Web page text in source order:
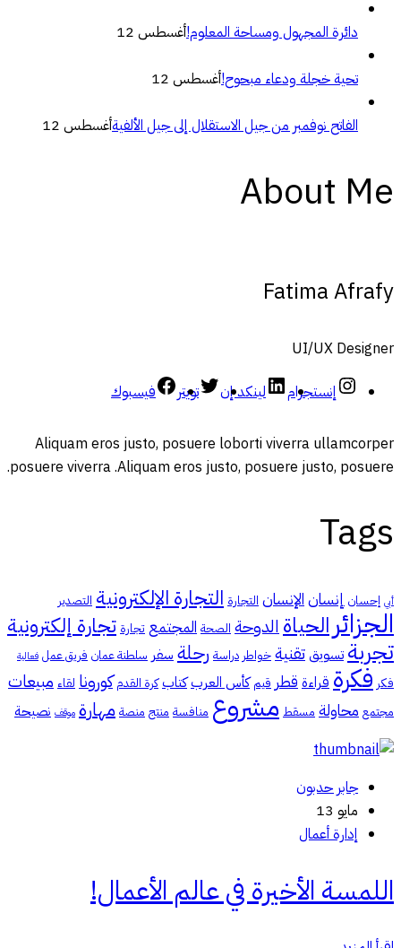
دائرة المجهول ومساحة المعلوم!أغسطس 12
تحية خجلة ودعاء مبحوح!أغسطس 12
الفاتح نوفمبر من جيل الاستقلال إلى جيل الألفيةأغسطس 12
About Me
Fatima Afrafy
UI/UX Designer
إنستجرام
لينكد إن تويتر فيسبوك
Aliquam eros justo, posuere loborti viverra ullamcorper
posuere viverra .Aliquam eros justo, posuere justo, posuere.
Tags
أبي إحسان إنسانالإنسان التجارة التجارة الإلكترونية التصدير
الجزائر الحياةالدوحة الصحة المجتمع تجارة تجارة إلكترونية
تجربة تسويقتقنية خواطر دراسة رحلة سفر سلطنة عمان فريق عمل فعالية
فكر فكرة قراءة قطر قيم كأس العرب كتاب كرة القدم كورونا لقاء مبيعات
مجتمع محاولة مسقط مشروع منافسة منتج منصة مهارة موقف نصيحة
جابر حدبون
مايو 13
إدارة أعمال
اللمسة الأخيرة في عالم الأعمال!